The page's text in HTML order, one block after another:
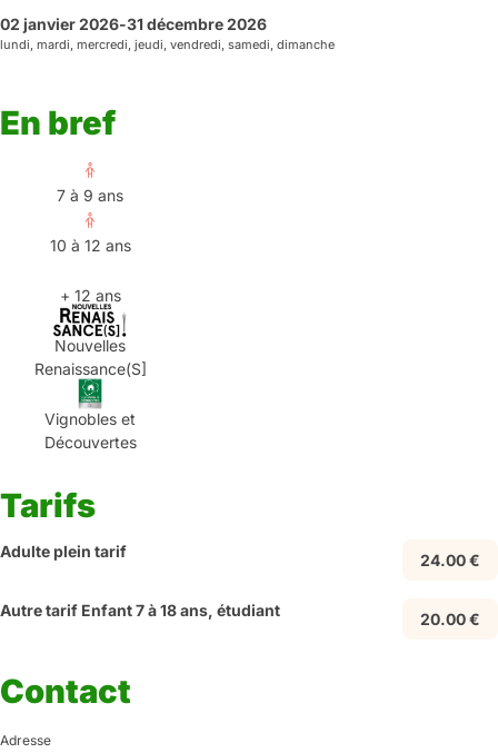
02 janvier 2026-31 décembre 2026
lundi, mardi, mercredi, jeudi, vendredi, samedi, dimanche
En bref
7 à 9 ans
10 à 12 ans
+ 12 ans
Nouvelles
Renaissance(S]
Vignobles et
Découvertes
Tarifs
Adulte plein tarif 24.00 €
Autre tarif Enfant 7 à 18 ans, étudiant 20.00 €
Contact
Adresse